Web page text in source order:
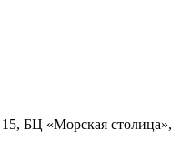
БЦ «Морская столица»,